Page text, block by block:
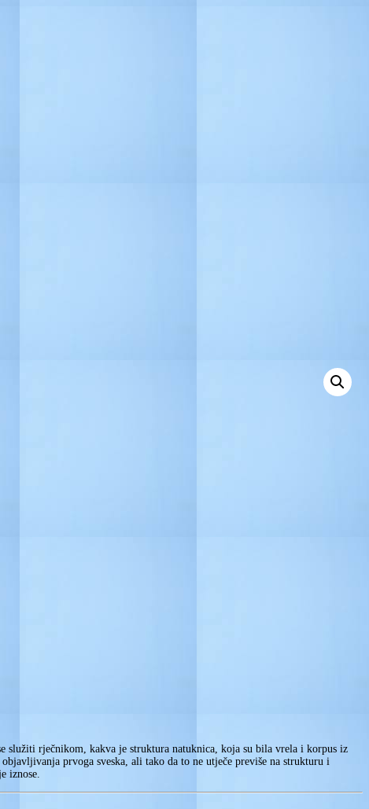
služiti rječnikom, kakva je struktura natuknica, koja su bila vrela i korpus iz
prvoga sveska, ali tako da to ne utječe previše na strukturu i
iznose.